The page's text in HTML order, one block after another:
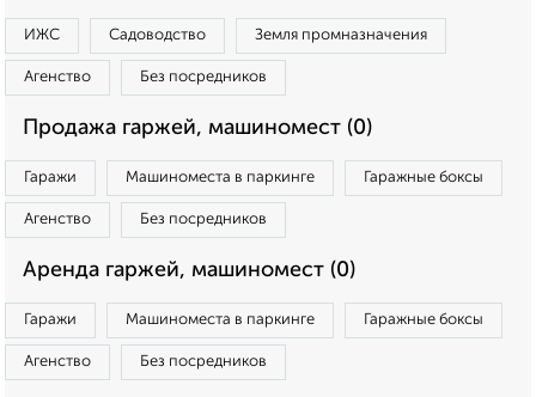
ИЖС Садоводство Земля промназначения
Агенство Без посредников
Продажа гаржей, машиномест (0)
Гаражи Машиноместа в паркинге Гаражные боксы
Агенство Без посредников
Аренда гаржей, машиномест (0)
Гаражи Машиноместа в паркинге Гаражные боксы
Агенство Без посредников